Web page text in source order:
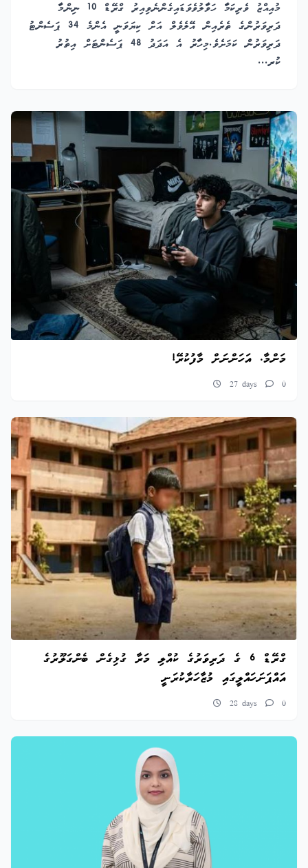
މުއިއްޒު ވެރިކަމާ ހަވާލުވެވަޑައިގެންނެވިއިރު ގްރޭޑް 10 ނިންމާ
ދަރިވަރުންގެ ތެރެއިން އޭލެވެލް އަށް ކިޔަވަނީ އެންމެ 34 ޕަސެންޓު
ދަރިވަރުން ކަމަށެވެ.މިހާރު އެ އަދަދު 48 ޕަސެންޓަށް އިތުރު
ކުރ...
މަންމާ. އަހަންނަށް މާފުކުރޭ!
27 days 0
ގްރޭޑް 6 ގެ ދަރިވަރުގެ ކުއްލި މަރާ ގުޅިގެން ބެންގަލޫރުގެ
އައްޕަނަހައްލީގައި މުޒާހަރާކުރަނީ
28 days 0